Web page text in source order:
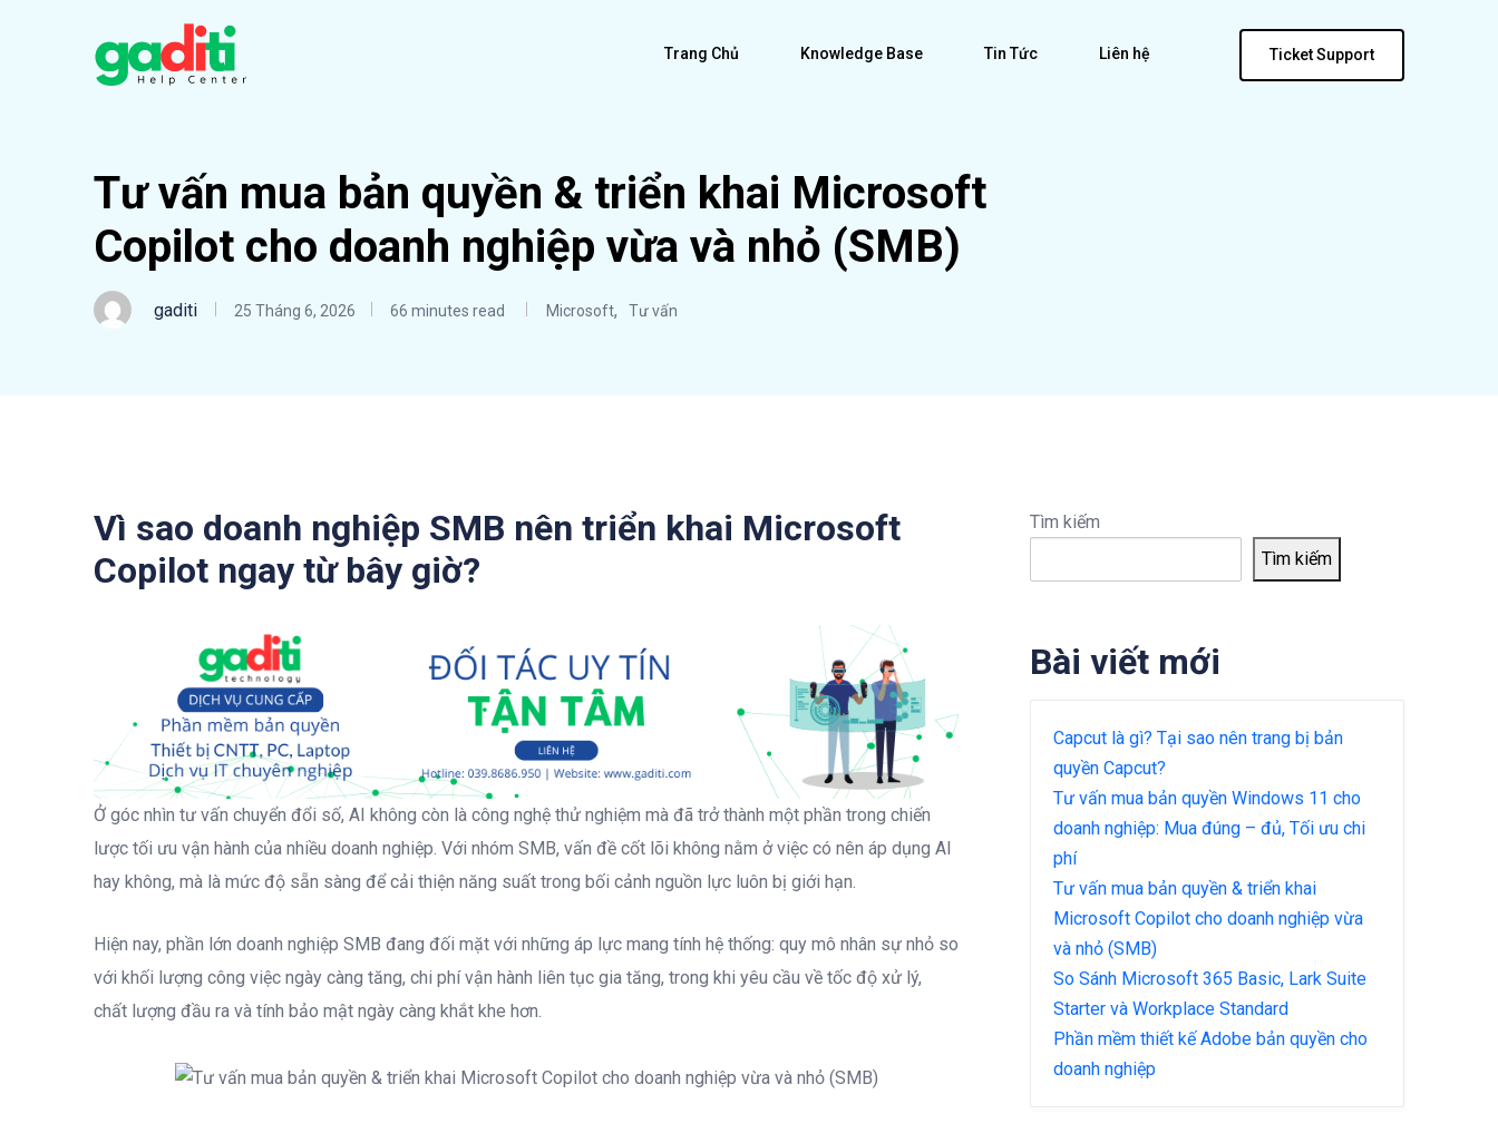
Trang Chủ Knowledge Base Tin Tức Liên hệ Ticket Support
Tư vấn mua bản quyền & triển khai Microsoft
Copilot cho doanh nghiệp vừa và nhỏ (SMB)
gaditi 25 Tháng 6, 2026 66 minutes read Microsoft, Tư vấn
Vì sao doanh nghiệp SMB nên triển khai Microsoft
Copilot ngay từ bây giờ?
Ở góc nhìn tư vấn chuyển đổi số, AI không còn là công nghệ thử nghiệm mà đã trở thành một phần trong chiến
lược tối ưu vận hành của nhiều doanh nghiệp. Với nhóm SMB, vấn đề cốt lõi không nằm ở việc có nên áp dụng AI
hay không, mà là mức độ sẵn sàng để cải thiện năng suất trong bối cảnh nguồn lực luôn bị giới hạn.
Hiện nay, phần lớn doanh nghiệp SMB đang đối mặt với những áp lực mang tính hệ thống: quy mô nhân sự nhỏ so
với khối lượng công việc ngày càng tăng, chi phí vận hành liên tục gia tăng, trong khi yêu cầu về tốc độ xử lý,
chất lượng đầu ra và tính bảo mật ngày càng khắt khe hơn.
Tìm kiếm
Tìm kiếm
Bài viết mới
Capcut là gì? Tại sao nên trang bị bản
quyền Capcut?
Tư vấn mua bản quyền Windows 11 cho
doanh nghiệp: Mua đúng – đủ, Tối ưu chi
phí
Tư vấn mua bản quyền & triển khai
Microsoft Copilot cho doanh nghiệp vừa
và nhỏ (SMB)
So Sánh Microsoft 365 Basic, Lark Suite
Starter và Workplace Standard
Phần mềm thiết kế Adobe bản quyền cho
doanh nghiệp